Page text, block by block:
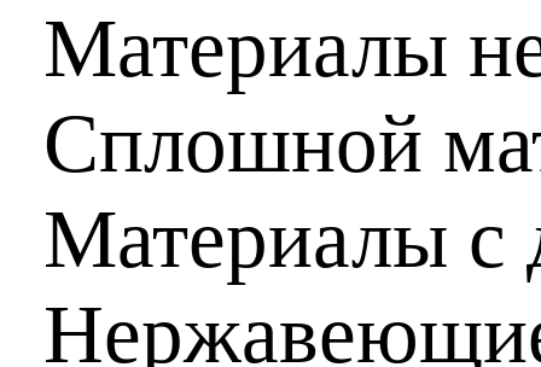
Материалы
Сплошной
Материалы с